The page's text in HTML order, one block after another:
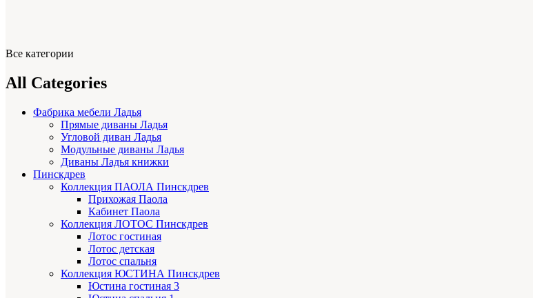
Все категории
All Categories
Фабрика мебели Ладья
Прямые диваны Ладья
Угловой диван Ладья
Модульные диваны Ладья
Диваны Ладья книжки
Пинскдрев
Коллекция ПАОЛА Пинскдрев
Прихожая Паола
Кабинет Паола
Коллекция ЛОТОС Пинскдрев
Лотос гостиная
Лотос детская
Лотос спальня
Коллекция ЮСТИНА Пинскдрев
Юстина гостиная 3